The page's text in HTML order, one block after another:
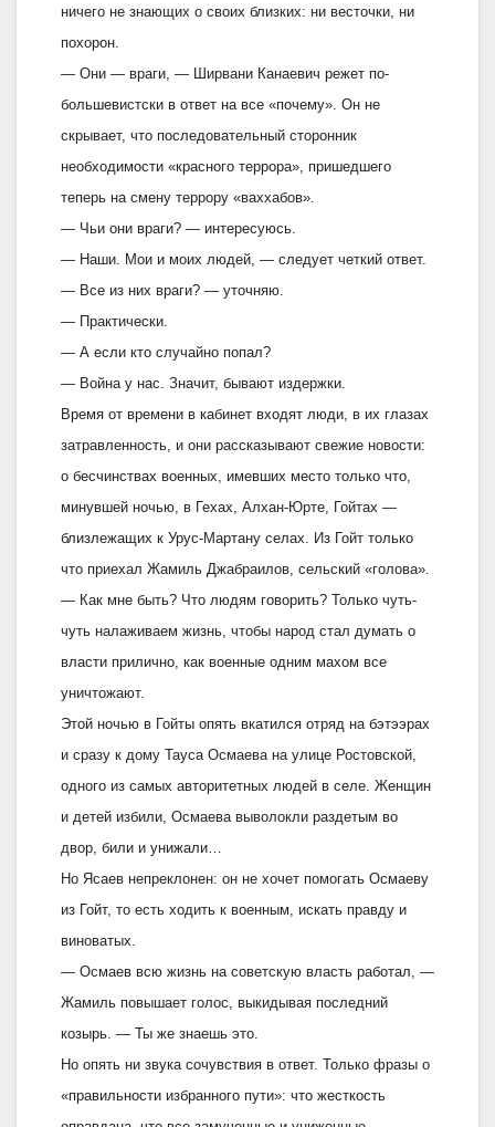
ничего не знающих о своих близких: ни весточки, ни
похорон.
— Они — враги, — Ширвани Канаевич режет по-
большевистски в ответ на все «почему». Он не
скрывает, что последовательный сторонник
необходимости «красного террора», пришедшего
теперь на смену террору «ваххабов».
— Чьи они враги? — интересуюсь.
— Наши. Мои и моих людей, — следует четкий ответ.
— Все из них враги? — уточняю.
— Практически.
— А если кто случайно попал?
— Война у нас. Значит, бывают издержки.
Время от времени в кабинет входят люди, в их глазах
затравленность, и они рассказывают свежие новости:
о бесчинствах военных, имевших место только что,
минувшей ночью, в Гехах, Алхан-Юрте, Гойтах —
близлежащих к Урус-Мартану селах. Из Гойт только
что приехал Жамиль Джабраилов, сельский «голова».
— Как мне быть? Что людям говорить? Только чуть-
чуть налаживаем жизнь, чтобы народ стал думать о
власти прилично, как военные одним махом все
уничтожают.
Этой ночью в Гойты опять вкатился отряд на бэтээрах
и сразу к дому Тауса Осмаева на улице Ростовской,
одного из самых авторитетных людей в cеле. Женщин
и детей избили, Осмаева выволокли раздетым во
двор, били и унижали…
Но Ясаев непреклонен: он не хочет помогать Осмаеву
из Гойт, то есть ходить к военным, искать правду и
виноватых.
— Осмаев всю жизнь на советскую власть работал, —
Жамиль повышает голос, выкидывая последний
козырь. — Ты же знаешь это.
Но опять ни звука сочувствия в ответ. Только фразы о
«правильности избранного пути»: что жесткость